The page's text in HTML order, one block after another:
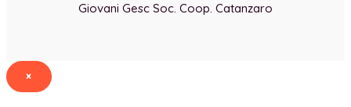
Giovani Gesc Soc. Coop. Catanzaro
×